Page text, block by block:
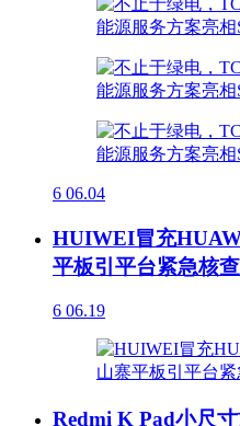
6 06.04
HUIWEI冒充
平板引平台紧急核查
6 06.19
Redmi K Pad小尺